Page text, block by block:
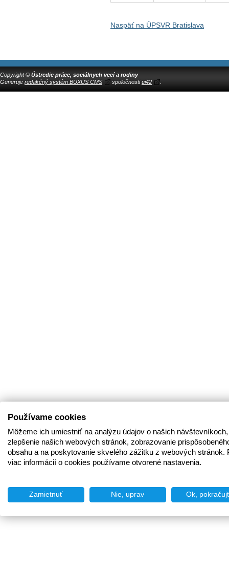
Naspäť na ÚPSVR Bratislava
Copyright © Ústredie práce, sociálnych vecí a rodiny
Generuje redakčný systém BUXUS CMS spoločnostiui42
Používame cookies
Môžeme ich umiestniť na analýzu údajov o našich
zlepšenie našich webových stránok, zobrazovanie
obsahu a na poskytovanie skvelého zážitku z webových stránok.
viac informácií o cookies používame otvorené nastavenia.
Zamietnuť Nie, uprav Ok,